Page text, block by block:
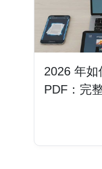
2026 年如
PDF：完